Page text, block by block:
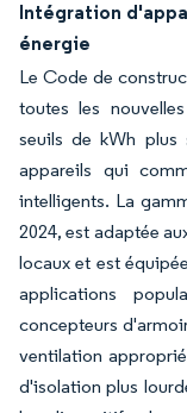
Intégration
énergie
Le Code de
toutes les
seuils de kWh plus
appareils qui
intelligents. La
2024, est adaptée
locaux et est
applications
concepteurs
ventilation
d'isolation plus